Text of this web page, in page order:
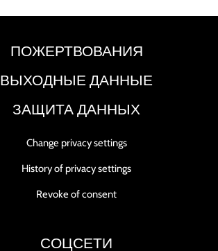
ПОЖЕРТВОВАНИЯ
ВЫХОДНЫЕ ДАННЫЕ
ЗАЩИТА ДАННЫХ
Change privacy settings
History of privacy settings
Revoke of consent
СОЦСЕТИ